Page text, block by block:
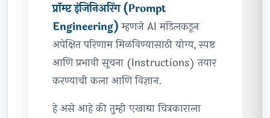
प्रॉम्प्ट इंजिनिअरिंग (Prompt
Engineering)म्हणजे AI मॉडेलकडून
अपेक्षित परिणाम मिळविण्यासाठी योग्य, स्पष्ट
आणि प्रभावी सूचना (Instructions) तयार
करण्याची कला आणि विज्ञान.
हे असे आहे की तुम्ही एखाद्या चित्रकाराला